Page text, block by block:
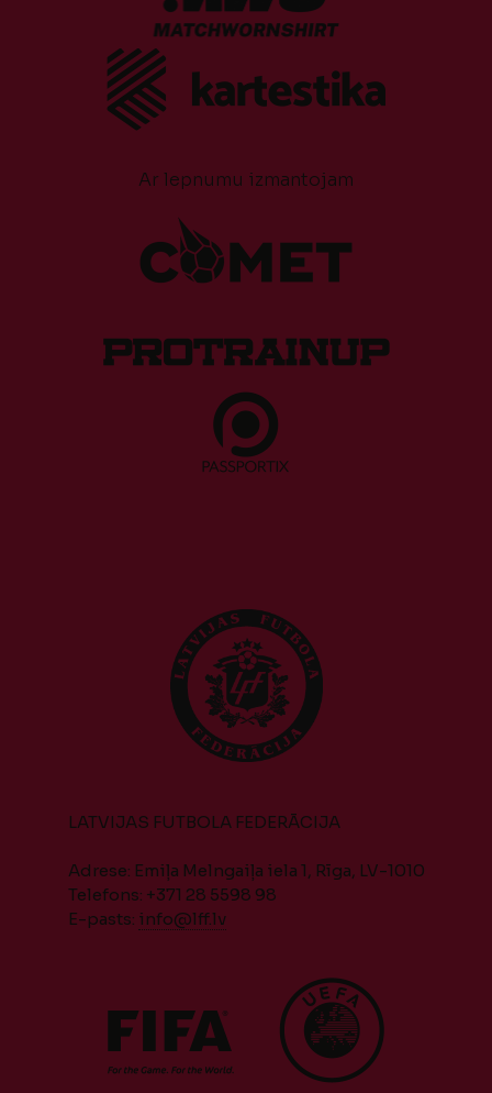
Ar lepnumu izmantojam
LATVIJAS FUTBOLA FEDERĀCIJA
Adrese: Emiļa Melngaiļa iela 1, Rīga, LV-1010
Telefons: +371 28 5598 98
E-pasts: info@lff.lv